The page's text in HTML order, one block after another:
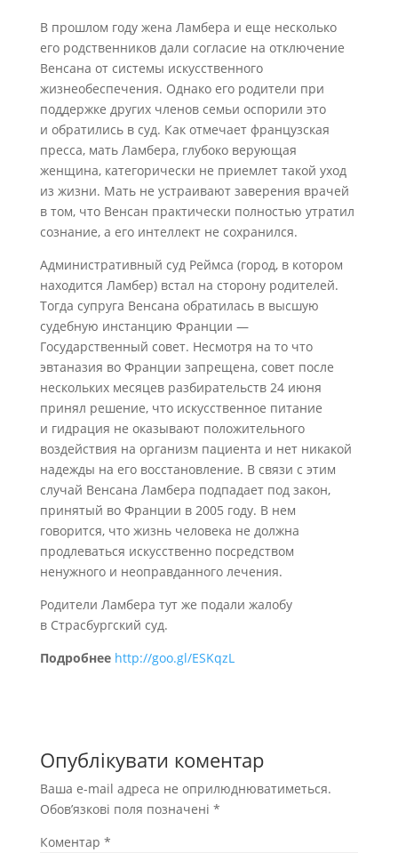
В прошлом году жена Ламбера и еще несколько
его родственников дали согласие на отключение
Венсана от системы искусственного
жизнеобеспечения. Однако его родители при
поддержке других членов семьи оспорили это
и обратились в суд. Как отмечает французская
пресса, мать Ламбера, глубоко верующая
женщина, категорически не приемлет такой уход
из жизни. Мать не устраивают заверения врачей
в том, что Венсан практически полностью утратил
сознание, а его интеллект не сохранился.
Административный суд Реймса (город, в котором
находится Ламбер) встал на сторону родителей.
Тогда супруга Венсана обратилась в высшую
судебную инстанцию Франции —
Государственный совет. Несмотря на то что
эвтаназия во Франции запрещена, совет после
нескольких месяцев разбирательств 24 июня
принял решение, что искусственное питание
и гидрация не оказывают положительного
воздействия на организм пациента и нет никакой
надежды на его восстановление. В связи с этим
случай Венсана Ламбера подпадает под закон,
принятый во Франции в 2005 году. В нем
говорится, что жизнь человека не должна
продлеваться искусственно посредством
ненужного и неоправданного лечения.
Родители Ламбера тут же подали жалобу
в Страсбургский суд.
Подробнее http://goo.gl/ESKqzL
Опублікувати коментар
Ваша e-mail адреса не оприлюднюватиметься.
Обов’язкові поля позначені *
Коментар *